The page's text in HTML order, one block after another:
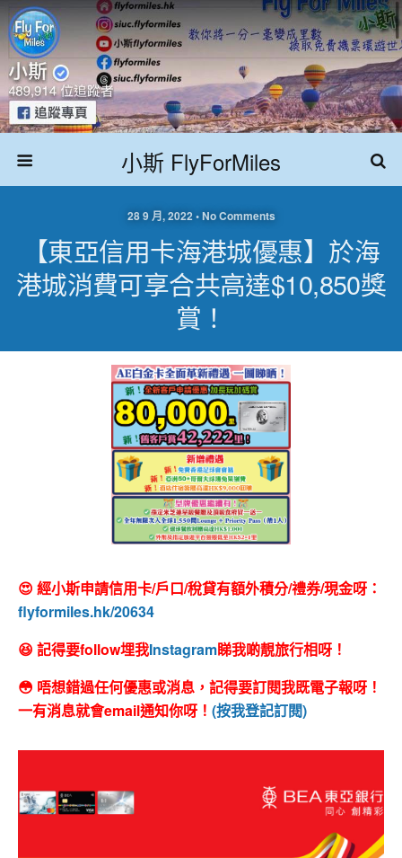
小斯 FlyForMiles
28 9 月, 2022 • No Comments
【東亞信用卡海港城優惠】於海
港城消費可享合共高達$10,850獎
賞！
😍 經小斯申請信用卡/戶口/稅貸有額外積分/禮券/現金呀：
flyformiles.hk/20634
😆 記得要follow埋我Instagram睇我啲靚旅行相呀！
😳 唔想錯過任何優惠或消息，記得要訂閱我既電子報呀！
一有消息就會email通知你呀！ (按我登記訂閱)